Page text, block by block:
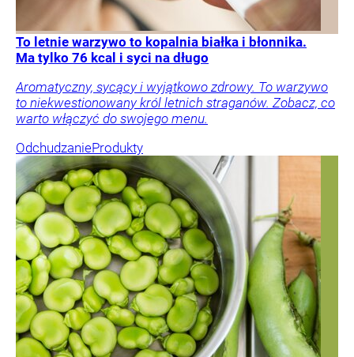
To letnie warzywo to kopalnia białka i błonnika.
Ma tylko 76 kcal i syci na długo
Aromatyczny, sycący i wyjątkowo zdrowy. To warzywo
to niekwestionowany król letnich straganów. Zobacz, co
warto włączyć do swojego menu.
OdchudzanieProdukty